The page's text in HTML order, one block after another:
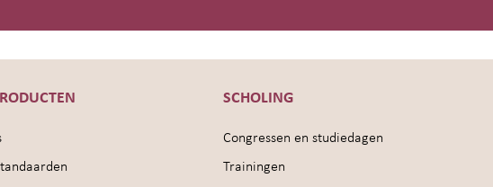
SCHOLING
Congressen en studiedagen
Trainingen